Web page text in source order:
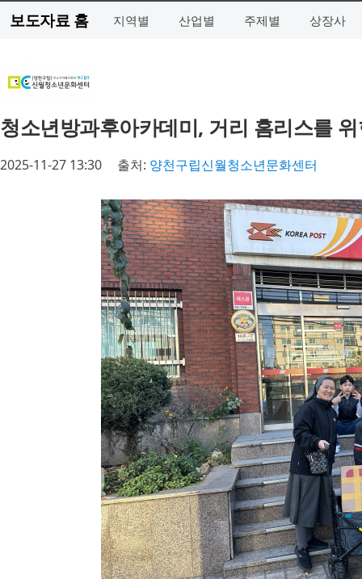
보도자료 홈 지역별 산업별 주제별 상장사
청소년방과후아카데미, 거리 홈리스를
2025-11-27 13:30 출처: 양천구립신월청소년문화센터